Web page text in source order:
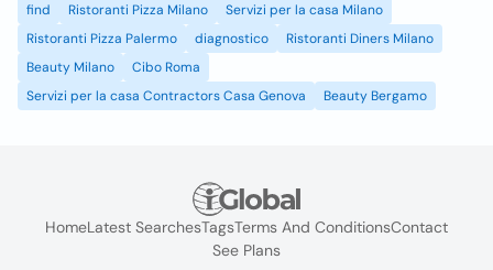
find Ristoranti Pizza Milano
Servizi per la casa Milano
Ristoranti Pizza Palermo
diagnostico
Ristoranti Diners Milano
Beauty Milano
Cibo Roma
Servizi per la casa Contractors Casa Genova
Beauty Bergamo
HomeLatest SearchesTagsTerms And ConditionsContact
See Plans